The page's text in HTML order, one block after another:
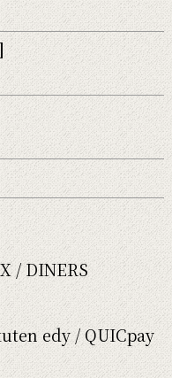
DINERS
edy
QUICpay